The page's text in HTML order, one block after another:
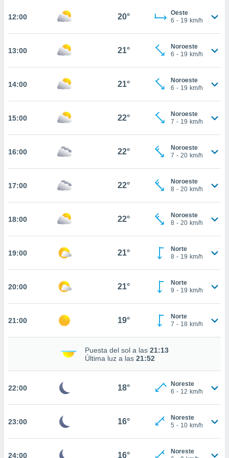
que
sean
para
ni para
no
web a
similares
como
IP
en
a lo que
su
u
datos
12:00 20°
Oeste
6 - 19 km/h
13:00 21°
Noroeste
6 - 19 km/h
14:00 21°
Noroeste
6 - 19 km/h
15:00 22°
Noroeste
7 - 19 km/h
16:00 22°
Noroeste
7 - 20 km/h
17:00 22°
Noroeste
8 - 20 km/h
18:00 22°
Noroeste
8 - 20 km/h
19:00 21°
Norte
8 - 19 km/h
20:00 21°
Norte
9 - 19 km/h
21:00 19°
Norte
7 - 18 km/h
Puesta del sol a las 21:13
Última luz a las 21:52
22:00 18°
Noreste
6 - 12 km/h
23:00 16°
Noreste
5 - 10 km/h
24:00 16°
Noreste